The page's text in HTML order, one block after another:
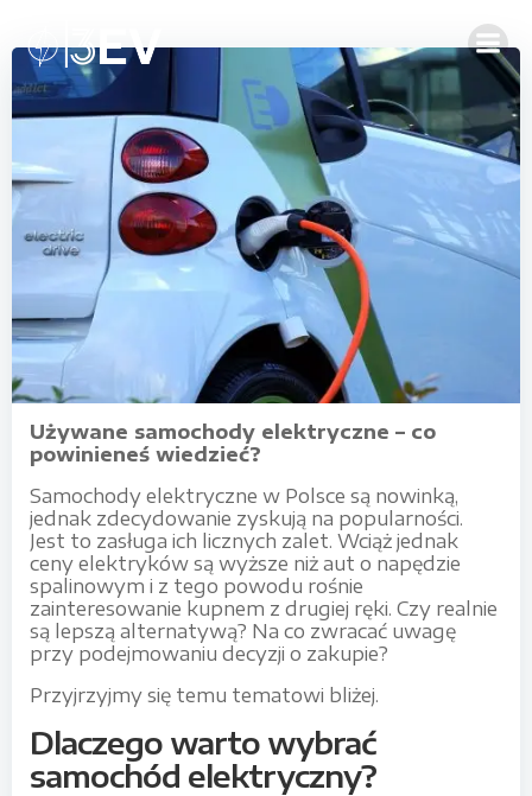
content
Używane samochody elektryczne – co
powinieneś wiedzieć?
Samochody elektryczne w Polsce są nowinką,
jednak zdecydowanie zyskują na popularności.
Jest to zasługa ich licznych zalet. Wciąż jednak
ceny elektryków są wyższe niż aut o napędzie
spalinowym i z tego powodu rośnie
zainteresowanie kupnem z drugiej ręki. Czy realnie
są lepszą alternatywą? Na co zwracać uwagę
przy podejmowaniu decyzji o zakupie?
Przyjrzyjmy się temu tematowi bliżej.
Dlaczego warto wybrać
samochód elektryczny?